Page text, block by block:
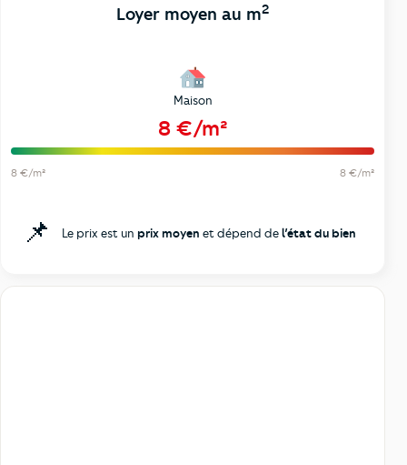
Loyer moyen au m2
Maison
8 €/m²
8 €/m² 8 €/m²
📌 Le prix est un prix moyen et dépend del’état du bien